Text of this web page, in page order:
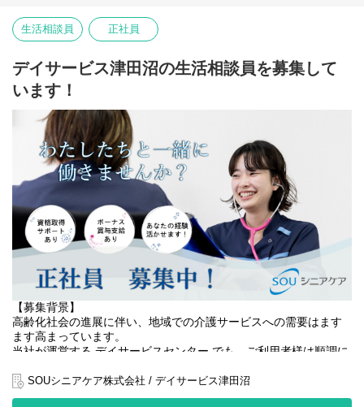
ス提供に貢献してください。
いただくことを期待しています！
【具体的な仕事内容】
・ご利用者様の日常生活に関する相談援助業務
・通所介護計画（ケアプラン）の作成・実施・モニタリング
・ご家族との連絡調整・面談実施
・介護スタッフとの連携・情報共有
・利用開始・終了に関する手続き業務
・デイサービス内イベント・レクリエーションの企画・運営
・行政機関・医療機関との連絡調整
今回、ご利用者様の増加とサービス向上のため、【生活相談員】
生活相談員は、ご利用者様やご家族との架け橋となり、信頼関係
を築きながら、
安心できる「居場所」と「暮らし」を支える大切な役割を担って
いただきます。
・ご利用者様・ご家族との相談対応やサポート
・スタッフとの連携によるサービス品質の向上
・地域社会に貢献できるやりがいある仕事
私たちは、従業員が安心して長く働ける環境づくりにも力を入れ
ており、 研修制度や資格取得支援を通じて成長を応援していま
す！
【役割】
生活相談員として、ご利用者様やご家族の相談窓口を担当してい
ただきます！
・ご利用者様の状況を把握し、ニーズに合った通所サービス計画
作成
・ご家族との面談・相談対応
・介護スタッフとの連携・情報共有
・レクリエーション企画・運営
・利用開始・終了に関する手続き対応
生活相談員 正社員
デイサービス津田沼の生活相談員を募集して
います！
【募集背景】
高齢化社会の進展に伴い、地域での介護サービスへの需要はます
ます高まっています。
当社が運営する デイサービスセンター でも、ご利用者様は順調に
「安心して座って過ごせる居場所づくり」の強化が急務となって
SOUシニアケア株式会社 / デイサービス津田沼